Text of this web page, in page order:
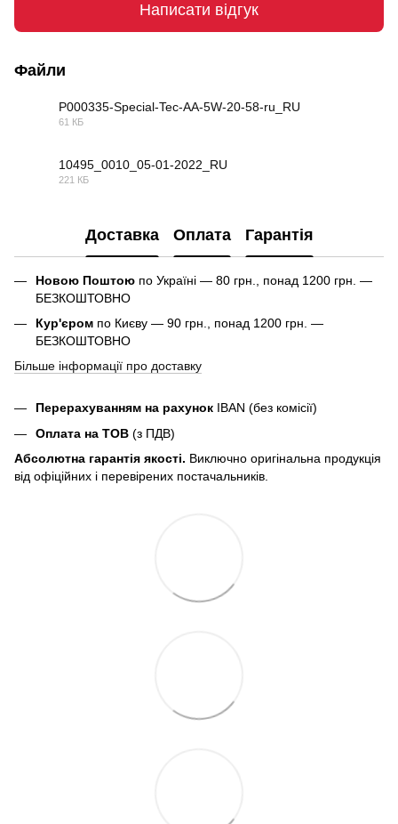
Написати відгук
Файли
P000335-Special-Tec-AA-5W-20-58-ru_RU
61 КБ
10495_0010_05-01-2022_RU
221 КБ
Доставка Оплата Гарантія
Новою Поштою по Україні — 80 грн., понад 1200 грн. —
БЕЗКОШТОВНО
Кур'єром по Києву — 90 грн., понад 1200 грн. —
БЕЗКОШТОВНО
Більше інформації про доставку
Перерахуванням на рахунок IBAN (без комісії)
Оплата на ТОВ (з ПДВ)
Абсолютна гарантія якості. Виключно оригінальна продукція
від офіційних і перевірених постачальників.